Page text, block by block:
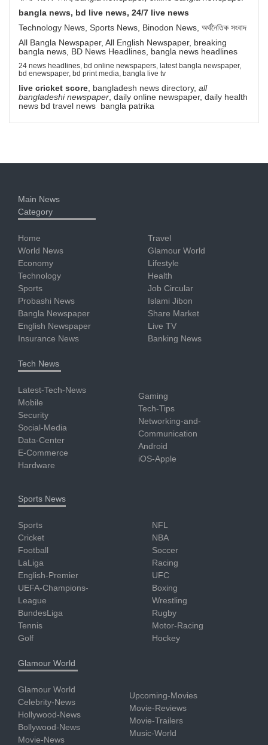
bangla news, bd live news, 24/7 live news
Technology News, Sports News, Binodon News, অর্থনৈতিক সংবাদ
All Bangla Newspaper, All English Newspaper, breaking
bangla news, BD News Headlines, bangla news headlines
24 news headlines, bd online newspapers, latest bangla newspaper,
bd enewspaper, bd print media, bangla live tv
live cricket score , bangladesh news directory, all
bangladeshi newspaper , daily online newspaper, daily health
news bd travel news bangla patrika
Main News
Category
Home
World News
Economy
Technology
Sports
Probashi News
Bangla Newspaper
English Newspaper
Insurance News
Travel
Glamour World
Lifestyle
Health
Job Circular
Islami Jibon
Share Market
Live TV
Banking News
Tech News
Latest-Tech-News
Mobile
Security
Social-Media
Data-Center
E-Commerce
Hardware
Gaming
Tech-Tips
Networking-and-
Communication
Android
iOS-Apple
Sports News
Sports
Cricket
Football
LaLiga
English-Premier
UEFA-Champions-
League
BundesLiga
Tennis
Golf
NFL
NBA
Soccer
Racing
UFC
Boxing
Wrestling
Rugby
Motor-Racing
Hockey
Glamour World
Glamour World
Celebrity-News
Hollywood-News
Bollywood-News
Movie-News
Upcoming-Movies
Movie-Reviews
Movie-Trailers
Music-World